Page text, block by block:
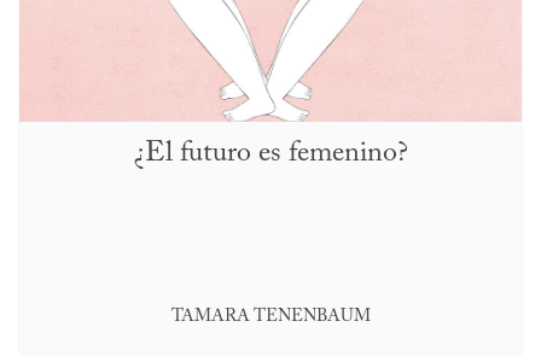
¿El futuro es femenino?
TAMARA TENENBAUM